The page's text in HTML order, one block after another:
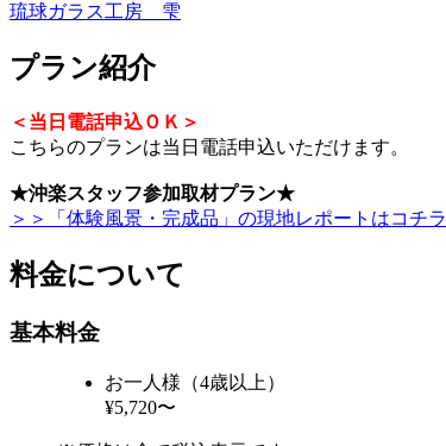
琉球ガラス工房 雫
プラン紹介
＜当日電話申込ＯＫ＞
こちらのプランは当日電話申込いただけます。
★沖楽スタッフ参加取材プラン★
＞＞「体験風景・完成品」の現地レポートはコチラ
料金について
基本料金
お一人様（4歳以上）
¥5,720〜